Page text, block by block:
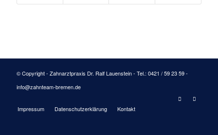
© Copyright - Zahnarztpraxis Dr. Ralf Lauenstein - Tel.: 0421 / 59 23 59 -
info@zahnteam-bremen.de
Impressum Datenschutzerklärung Kontakt